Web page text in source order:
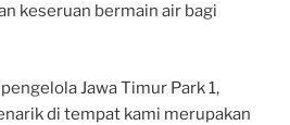
keseruan bermain air bagi
Jawa Timur Park 1,
di tempat kami merupakan